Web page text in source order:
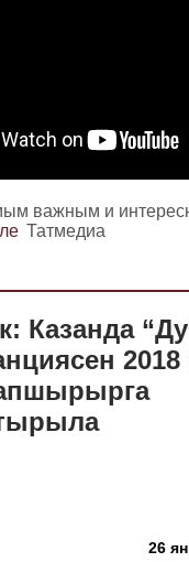
важным и
Татмедиа
Казанда
26